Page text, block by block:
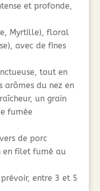
et profonde,
Myrtille), floral
avec de fines
tout en
arômes du nez en
un grain
fumée
de porc
en filet fumé au
entre 3 et 5